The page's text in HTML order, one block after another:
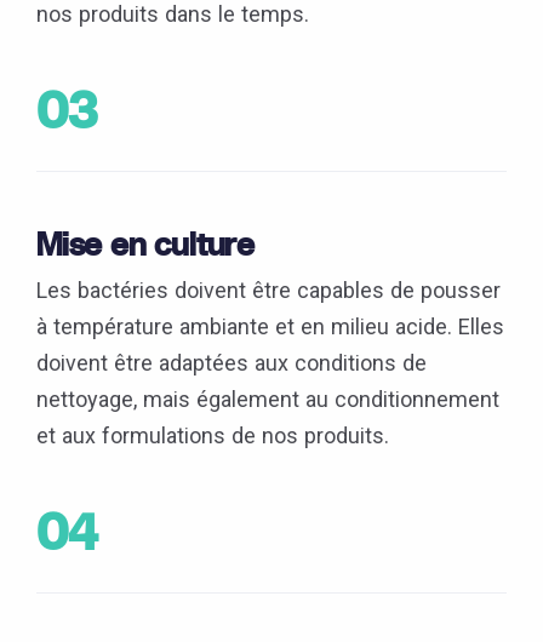
nos produits dans le temps.
03
Mise en culture
Les bactéries doivent être capables de pousser
à température ambiante et en milieu acide. Elles
doivent être adaptées aux conditions de
nettoyage, mais également au conditionnement
et aux formulations de nos produits.
04